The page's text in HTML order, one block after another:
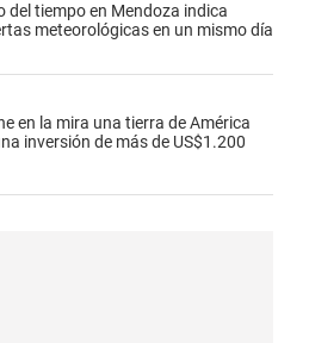
del tiempo en Mendoza indica
meteorológicas en un mismo día
en la mira una tierra de América
inversión de más de US$1.200